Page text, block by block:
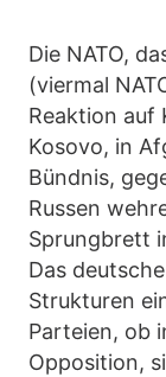
Die NATO,
(viermal
Reaktion auf
Kosovo, in
Bündnis,
Russen
Sprungbrett
Das
Strukturen
Parteien, ob
Opposition,